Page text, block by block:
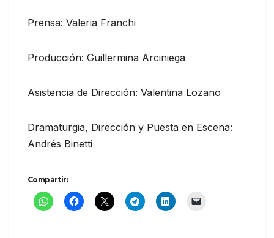
Prensa: Valeria Franchi
Producción: Guillermina Arciniega
Asistencia de Dirección: Valentina Lozano
Dramaturgia, Dirección y Puesta en Escena:
Andrés Binetti
Compartir: